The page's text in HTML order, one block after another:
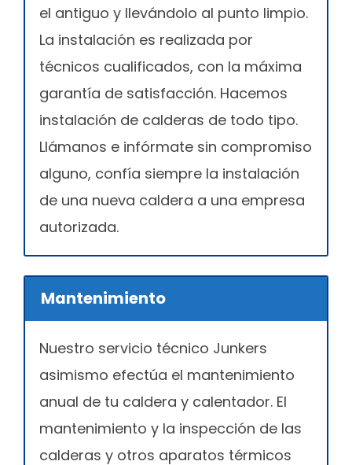
el antiguo y llevándolo al punto limpio.
La instalación es realizada por
técnicos cualificados, con la máxima
garantía de satisfacción. Hacemos
instalación de calderas de todo tipo.
Llámanos e infórmate sin compromiso
alguno, confía siempre la instalación
de una nueva caldera a una empresa
autorizada.
Mantenimiento
Nuestro servicio técnico Junkers
asimismo efectúa el mantenimiento
anual de tu caldera y calentador. El
mantenimiento y la inspección de las
calderas y otros aparatos térmicos